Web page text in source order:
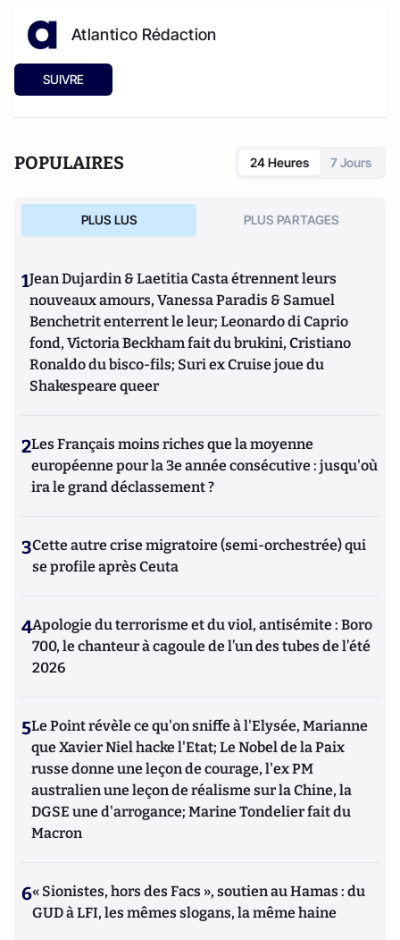
Atlantico Rédaction
SUIVRE
POPULAIRES 24 Heures 7 Jours
PLUS LUS PLUS PARTAGES
1Jean Dujardin & Laetitia Casta étrennent leurs
nouveaux amours, Vanessa Paradis & Samuel
Benchetrit enterrent le leur; Leonardo di Caprio
fond, Victoria Beckham fait du brukini, Cristiano
Ronaldo du bisco-fils; Suri ex Cruise joue du
Shakespeare queer
2Les Français moins riches que la moyenne
européenne pour la 3e année consécutive : jusqu'où
ira le grand déclassement ?
3Cette autre crise migratoire (semi-orchestrée) qui
se profile après Ceuta
4Apologie du terrorisme et du viol, antisémite : Boro
700, le chanteur à cagoule de l’un des tubes de l’été
2026
5Le Point révèle ce qu'on sniffe à l'Elysée, Marianne
que Xavier Niel hacke l'Etat; Le Nobel de la Paix
russe donne une leçon de courage, l'ex PM
australien une leçon de réalisme sur la Chine, la
DGSE une d'arrogance; Marine Tondelier fait du
Macron
6« Sionistes, hors des Facs », soutien au Hamas : du
GUD à LFI, les mêmes slogans, la même haine